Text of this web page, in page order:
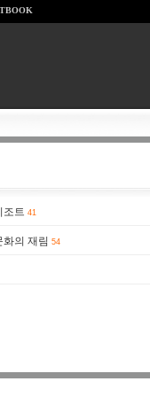
조트 41
의 재림 54